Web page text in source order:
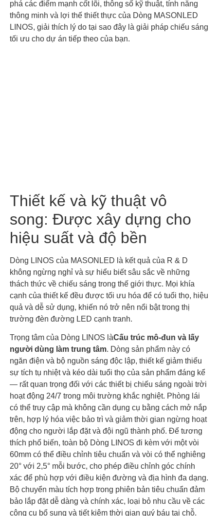
phá các điểm mạnh cốt lõi, thông số kỹ thuật, tính năng
thông minh và lợi thế thiết thực của Dòng MASONLED
LINOS, giải thích lý do tại sao đây là giải pháp chiếu sáng
tối ưu cho dự án tiếp theo của bạn.
Thiết kế và kỹ thuật vô
song: Được xây dựng cho
hiệu suất và độ bền
Dòng LINOS của MASONLED là kết quả của R & D
không ngừng nghỉ và sự hiểu biết sâu sắc về những
thách thức về chiếu sáng trong thế giới thực. Mọi khía
cạnh của thiết kế đều được tối ưu hóa để có tuổi thọ, hiệu
quả và dễ sử dụng, khiến nó trở nên nổi bật trong thị
trường đèn đường LED cạnh tranh.
Trọng tâm của Dòng LINOS làCấu trúc mô-đun và lấy
người dùng làm trung tâm. Dòng sản phẩm này có
ngăn điện và bộ nguồn sáng độc lập, thiết kế giảm thiểu
sự tích tụ nhiệt và kéo dài tuổi thọ của sản phẩm đáng kể
— rất quan trọng đối với các thiết bị chiếu sáng ngoài trời
hoạt động 24/7 trong môi trường khắc nghiệt. Phòng lái
có thể truy cập mà không cần dụng cụ bằng cách mở nắp
trên, hợp lý hóa việc bảo trì và giảm thời gian ngừng hoạt
động cho người lắp đặt và đội ngũ thành phố. Để tương
thích phổ biến, toàn bộ Dòng LINOS đi kèm với một vòi
60mm có thể điều chỉnh tiêu chuẩn và vòi có thể nghiêng
20° với 2,5° mỗi bước, cho phép điều chỉnh góc chính
xác để phù hợp với điều kiện đường và địa hình đa dạng.
Bộ chuyển màu tích hợp trong phiên bản tiêu chuẩn đảm
bảo lắp đặt dễ dàng và chính xác, loại bỏ nhu cầu về các
công cụ bổ sung và tiết kiệm thời gian quý báu tại chỗ.